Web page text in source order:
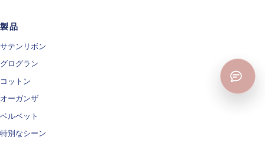
製品
サテンリボン
グログラン
コットン
オーガンザ
ベルベット
特別なシーン